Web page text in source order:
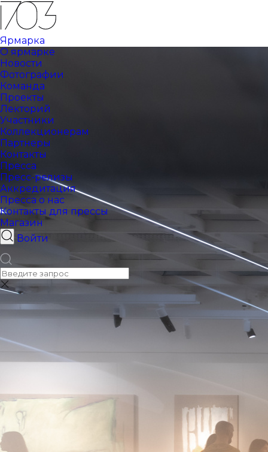
Ярмарка
О ярмарке
Новости
Фотографии
Команда
Проекты
Лекторий
Участники
Коллекционерам
Партнеры
Контакты
Пресса
Пресс-релизы
Аккредитация
Пресса о нас
Контакты для прессы
Магазин
Войти
Фотографии Команда
Фотографии
Яркие моменты и ключевые события ярмарки
искусства 1703 — в объективе фотографов.